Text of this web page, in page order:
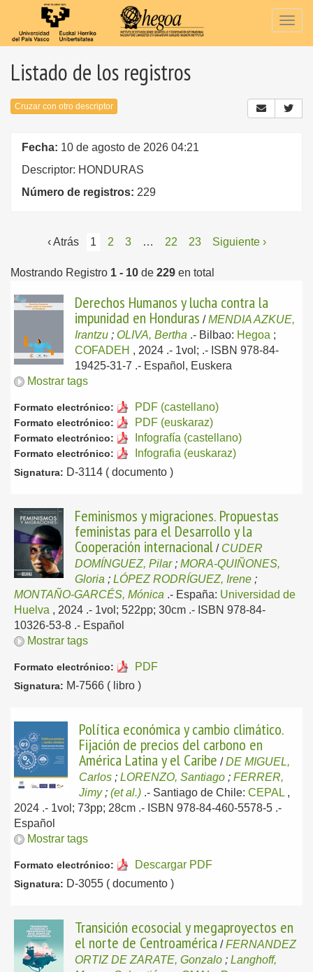
Listado de los registros
Cruzar con otro descriptor
Fecha: 10 de agosto de 2026 04:21
Descriptor: HONDURAS
Número de registros: 229
‹ Atrás 1 2 3 … 22 23 Siguiente ›
Mostrando Registro 1 - 10 de 229 en total
Derechos Humanos y lucha contra la
impunidad en Honduras /MENDIA AZKUE,
Irantzu ; OLIVA, Bertha .- Bilbao: Hegoa ;
COFADEH , 2024 .- 1vol; .- ISBN 978-84-
19425-31-7 .- Español, Euskera
Mostrar tags
Formato electrónico: PDF (castellano)
Formato electrónico: PDF (euskaraz)
Formato electrónico: Infografía (castellano)
Formato electrónico: Infografia (euskaraz)
Signatura: D-3114 ( documento )
Feminismos y migraciones. Propuestas
feministas para el Desarrollo y la
Cooperación internacional / CUDER
DOMÍNGUEZ, Pilar; MORA-QUIÑONES,
Gloria ; LÓPEZ RODRÍGUEZ, Irene ;
MONTAÑO-GARCÉS, Mónica .- España: Universidad de
Huelva , 2024 .- 1vol; 522pp; 30cm .- ISBN 978-84-
10326-53-8 .- Español
Mostrar tags
Formato electrónico: PDF
Signatura: M-7566 ( libro )
Política económica y cambio climático.
Fijación de precios del carbono en
América Latina y el Caribe /DE MIGUEL,
Carlos ; LORENZO, Santiago ; FERRER,
Jimy; (et al.) .- Santiago de Chile: CEPAL ,
2024 .- 1vol; 73pp; 28cm .- ISBN 978-84-460-5578-5 .-
Español
Mostrar tags
Formato electrónico: Descargar PDF
Signatura: D-3055 ( documento )
Transición ecosocial y megaproyectos en
el norte de Centroamérica /FERNANDEZ
ORTIZ DE ZARATE, Gonzalo ; Langhoff,